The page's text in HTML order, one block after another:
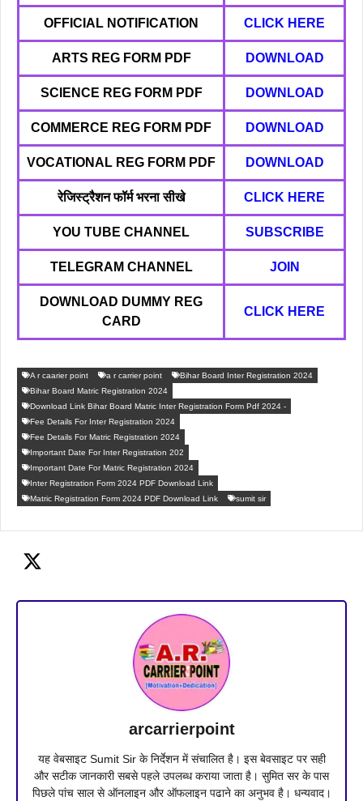
OFFICIAL NOTIFICATION CLICK HERE
ARTS REG FORM PDF DOWNLOAD
SCIENCE REG FORM PDF DOWNLOAD
COMMERCE REG FORM PDF DOWNLOAD
VOCATIONAL REG FORM PDF DOWNLOAD
रेजिस्ट्रैशन फॉर्म भरना सीखे CLICK HERE
YOU TUBE CHANNEL SUBSCRIBE
TELEGRAM CHANNEL JOIN
DOWNLOAD DUMMY REG
CARD
CLICK HERE
A r caarier point a r carrier point
Bihar Board Inter Registration 2024
Bihar Board Matric Registration 2024
Download Link Bihar Board Matric Inter Registration Form Pdf 2024 -
Fee Details For Inter Registration 2024
Fee Details For Matric Registration 2024
Important Date For Inter Registration 202
Important Date For Matric Registration 2024
Inter Registration Form 2024 PDF Download Link
Matric Registration Form 2024 PDF Download Link
sumit sir
arcarrierpoint
यह वेबसाइट Sumit Sir के निर्देशन में संचालित है। इस बेवसाइट पर सही
और सटीक जानकारी सबसे पहले उपलब्ध कराया जाता है। सुमित सर के पास
पिछले पांच साल से ऑनलाइन और ऑफलाइन पढाने का अनुभव है। धन्यवाद।